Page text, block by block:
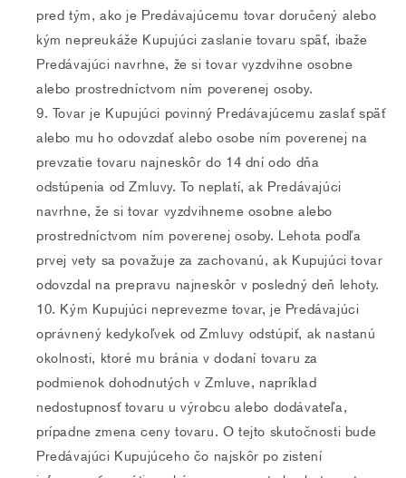
pred tým, ako je Predávajúcemu tovar doručený alebo
kým nepreukáže Kupujúci zaslanie tovaru späť, ibaže
Predávajúci navrhne, že si tovar vyzdvihne osobne
alebo prostredníctvom ním poverenej osoby.
Tovar je Kupujúci povinný Predávajúcemu zaslať späť
alebo mu ho odovzdať alebo osobe ním poverenej na
prevzatie tovaru najneskôr do 14 dní odo dňa
odstúpenia od Zmluvy. To neplatí, ak Predávajúci
navrhne, že si tovar vyzdvihneme osobne alebo
prostredníctvom ním poverenej osoby. Lehota podľa
prvej vety sa považuje za zachovanú, ak Kupujúci tovar
odovzdal na prepravu najneskôr v posledný deň lehoty.
Kým Kupujúci neprevezme tovar, je Predávajúci
oprávnený kedykoľvek od Zmluvy odstúpiť, ak nastanú
okolnosti, ktoré mu bránia v dodaní tovaru za
podmienok dohodnutých v Zmluve, napríklad
nedostupnosť tovaru u výrobcu alebo dodávateľa,
prípadne zmena ceny tovaru. O tejto skutočnosti bude
Predávajúci Kupujúceho čo najskôr po zistení